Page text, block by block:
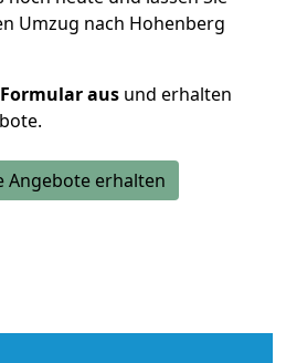
Umzug nach Hohenberg
aus und erhalten
Angebote erhalten